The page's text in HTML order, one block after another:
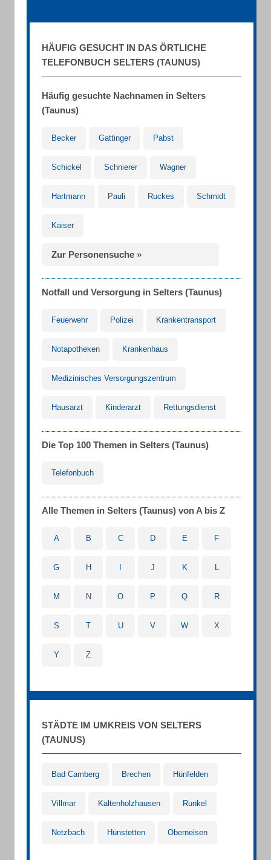
HÄUFIG GESUCHT IN DAS ÖRTLICHE
TELEFONBUCH SELTERS (TAUNUS)
Häufig gesuchte Nachnamen in Selters
(Taunus)
Becker Gattinger Pabst
Schickel Schnierer Wagner
Hartmann Pauli Ruckes Schmidt
Kaiser
Zur Personensuche »
Notfall und Versorgung in Selters (Taunus)
Feuerwehr Polizei Krankentransport
Notapotheken Krankenhaus
Medizinisches Versorgungszentrum
Hausarzt Kinderarzt Rettungsdienst
Die Top 100 Themen in Selters (Taunus)
Telefonbuch
Alle Themen in Selters (Taunus) von A bis Z
A B C D E F
G H J K L
M N O P Q R
S T U V W X
Y Z
STÄDTE IM UMKREIS VON SELTERS
(TAUNUS)
Bad Camberg Brechen Hünfelden
Villmar Kaltenholzhausen Runkel
Netzbach Hünstetten Oberneisen